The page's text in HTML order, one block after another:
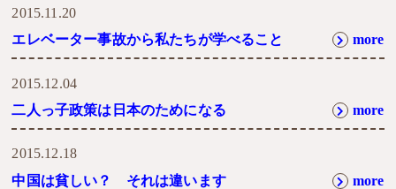
2015.11.20
エレベーター事故から私たちが学べること
more
2015.12.04
二人っ子政策は日本のためになる
more
2015.12.18
中国は貧しい？ それは違います
more